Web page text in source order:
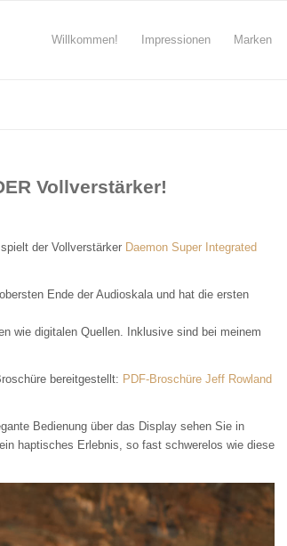
Willkommen! Impressionen Marken
Vollverstärker!
der Vollverstärker Daemon Super Integrated
Ende der Audioskala und hat die ersten
wie digitalen Quellen. Inklusive sind bei meinem
bereitgestellt: PDF-Broschüre Jeff Rowland
Bedienung über das Display sehen Sie in
haptisches Erlebnis, so fast schwerelos wie diese